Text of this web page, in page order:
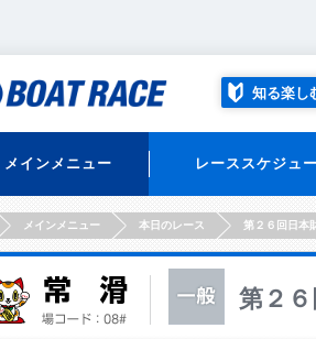
知る楽し
メインメニュー レーススケジュ
HOMEメインメニュー 本日のレース 第２６回日本
第２